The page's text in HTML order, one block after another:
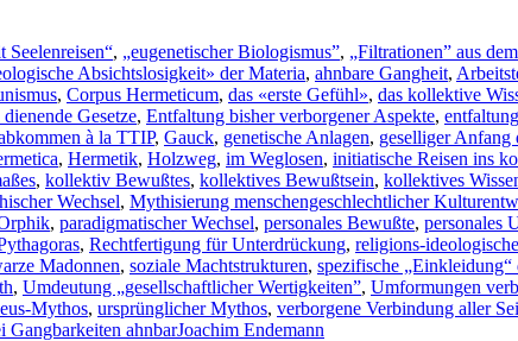
Seelenreisen“, „eugenetischer Biologismus”, „Filtrationen” aus
Absichtslosigkeit» der Materia, ahnbare Gangheit,
, Corpus Hermeticum, das «erste Gefühl», das kollektive
Gesetze, Entfaltung bisher verborgener Aspekte,
à la TTIP, Gauck, genetische Anlagen, geselliger Anfang
, Hermetik, Holzweg, im Weglosen, initiatische Reisen ins
, kollektiv Bewußtes, kollektives Bewußtsein, kollektives
Wechsel, Mythisierung menschengeschlechtlicher
, paradigmatischer Wechsel, personales Bewußte, personales
, Rechtfertigung für Unterdrückung, religions-
Madonnen, soziale Machtstrukturen, spezifische „Einkleidung“
, Umdeutung „gesellschaftlicher Wertigkeiten”, Umformungen
Mythos, ursprünglicher Mythos, verborgene Verbindung aller
Gangbarkeiten ahnbarJoachim Endemann